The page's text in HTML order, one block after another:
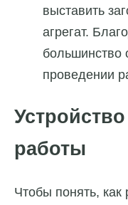
выставить
агрегат.
большинство
проведении
работы
Чтобы понять, как